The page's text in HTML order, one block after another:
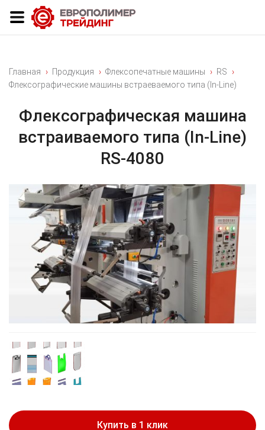
Главная Продукция Флексопечатные машины
RS
Флексографические машины встраеваемого типа (In-Line)
Флексографическая машина
встраиваемого типа (In-Line)
RS-4080
Купить в 1 клик